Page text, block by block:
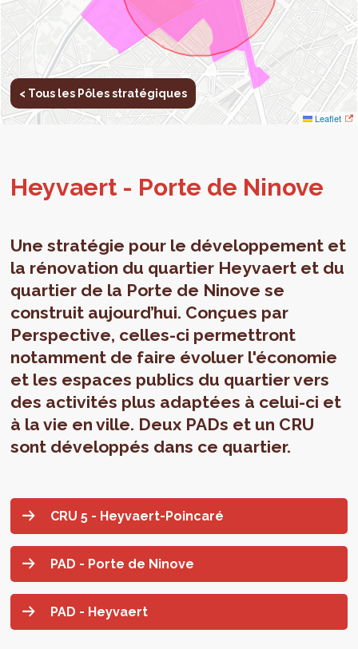
Leaflet
< Tous les Pôles stratégiques
Hey­vaert - Porte de Ninove
Une stratégie pour le développement et
la rénovation du quartier Heyvaert et du
quartier de la Porte de Ninove se
construit aujourd’hui. Conçues par
Perspective, celles-ci permettront
notamment de faire évoluer l'économie
et les espaces publics du quartier vers
des activités plus adaptées à celui-ci et
à la vie en ville. Deux PADs et un CRU
sont développés dans ce quartier.
CRU 5 - Heyvaert-Poincaré
PAD - Porte de Ninove
PAD - Heyvaert